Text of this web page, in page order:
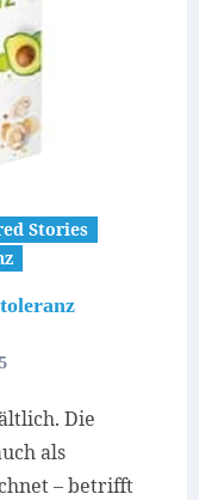
Stories
als
– betrifft